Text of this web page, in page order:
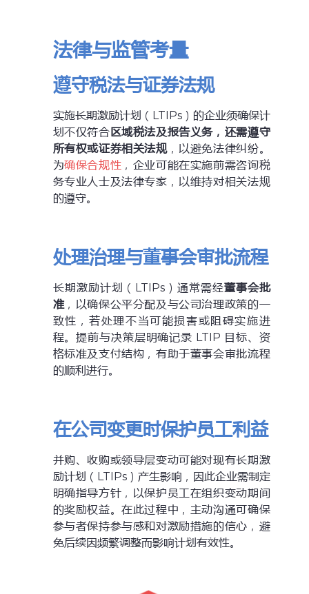
法律与监管考量
遵守税法与证券法规
实施长期激励计划（LTIPs）的企业须确保计
划不仅符合区域税法及报告义务，还需遵守
所有权或证券相关法规，以避免法律纠纷。
为确保合规性 ，企业可能在实施前需咨询税
务专业人士及法律专家，以维持对相关法规
的遵守。
处理治理与董事会审批流程
长期激励计划（LTIPs）通常需经董事会批
准，以确保公平分配及与公司治理政策的一
致性，若处理不当可能损害或阻碍实施进
程。提前与决策层明确记录 LTIP 目标、资
格标准及支付结构，有助于董事会审批流程
的顺利进行。
在公司变更时保护员工利益
并购、收购或领导层变动可能对现有长期激
励计划（LTIPs）产生影响，因此企业需制定
明确指导方针，以保护员工在组织变动期间
的奖励权益。在此过程中，主动沟通可确保
参与者保持参与感和对激励措施的信心，避
免后续因频繁调整而影响计划有效性。